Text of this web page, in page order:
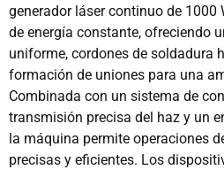
generador láser continuo de 1000
de energía constante, ofreciendo
uniforme, cordones de soldadura
formación de uniones para una
Combinada con un sistema de
transmisión precisa del haz y un
la máquina permite operaciones
precisas y eficientes. Los